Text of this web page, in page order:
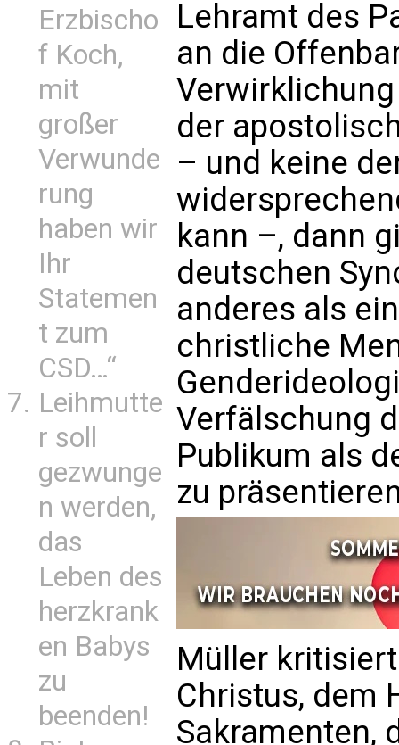
Erzbischo
f Koch,
mit
großer
Verwunde
rung
haben wir
Ihr
Statemen
t zum
CSD…“
Leihmutte
r soll
gezwunge
n werden,
das
Leben des
herzkrank
en Babys
zu
beenden!
Lehramt des
an die
der
– und keine
kann –, dann
deutschen
anderes als
christliche
Verfälschung
Publikum als
zu
Müller
Christus, dem
Sakramenten,